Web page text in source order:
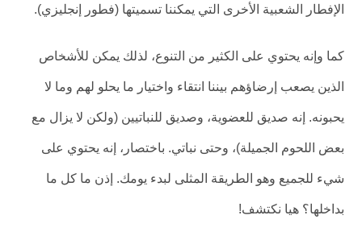
الإفطار الشعبية الأخرى التي يمكننا تسميتها (فطور إنجليزي).
كما وإنه يحتوي على الكثير من التنوع، لذلك يمكن للأشخاص
الذين يصعب إرضاؤهم بيننا انتقاء واختيار ما يحلو لهم وما لا
يحبونه. إنه صديق للعضوية، وصديق للنباتيين (ولكن لا يزال مع
بعض اللحوم الجميلة)، وحتى نباتي. باختصار، إنه يحتوي على
شيء للجميع وهو الطريقة المثلى لبدء يومك. إذن ما كل ما
بداخلها؟ هيا نكتشف!